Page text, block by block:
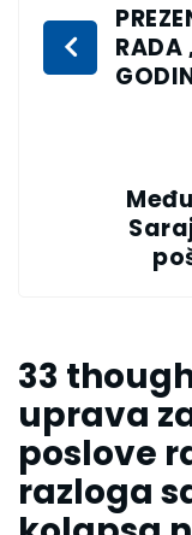
RADA
33
uprava
poslove
razloga